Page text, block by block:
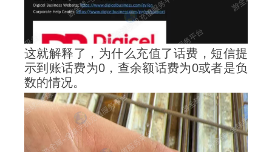
这就解释了，为什么充值了话费，短信提
示到账话费为0，查余额话费为0或者是负
数的情况。